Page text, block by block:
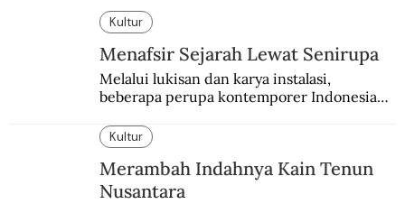
Kultur
Menafsir Sejarah Lewat Senirupa
Melalui lukisan dan karya instalasi,
beberapa perupa kontemporer Indonesia
Indonesia.
Kultur
Merambah Indahnya Kain Tenun
Nusantara